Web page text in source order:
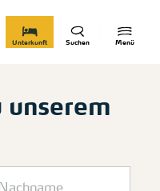
Menü
Suchen
Unterkunft
unserem